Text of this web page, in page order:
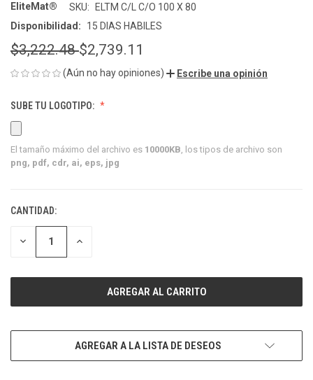
EliteMat® SKU:
ELTM C/L C/O 100 X 80
Disponibilidad:
15 DIAS HABILES
$3,222.48$2,739.11
(Aún no hay opiniones) Escribe una opinión
SUBE TU LOGOTIPO:
El tamaño máximo del archivo es 10000KB , los tipos de archivo son
png, pdf, cdr, ai, eps, jpg
EXISTENCIAS
ACTUALES:
CANTIDAD:
DISMINUIR
CANTIDAD
UNDEFINED
AUMENTAR
UNDEFINED
AGREGAR A LA LISTA DE DESEOS